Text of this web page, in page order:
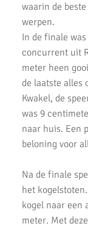
AKU zeer
Mark Westra 6e op
2 team
de Noord-
Fleur Hofmijster
2x Zilver voor
Competitie
Atletiek Klub
competitie sterk af!
AKU CD Junioren
Amsterdam
waarin de
werpen.
In de finale
concurrent uit
meter heen
de laatste alles
Kwakel, de
was 9
naar huis. Een
beloning voor
Na de finale
het
kogel naar een
meter. Met